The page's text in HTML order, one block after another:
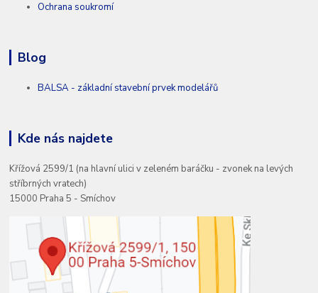
Ochrana soukromí
Blog
BALSA - základní stavební prvek modelářů
Kde nás najdete
Křížová 2599/1 (na hlavní ulici v zeleném baráčku - zvonek na levých
stříbrných vratech)
15000 Praha 5 - Smíchov